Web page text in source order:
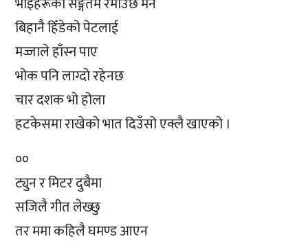
बिहानै हिँडेको पेटलाई
मज्जाले हाँस्न पाए
भोक पनि लाग्दो रहेनछ
चार दशक भो होला
हटकेसमा राखेको भात दिउँसो एक्लै खाएको ।
००
ट्युन र मिटर दुबैमा
सजिलै गीत लेख्छु
तर ममा कहिलै घमण्ड आएन